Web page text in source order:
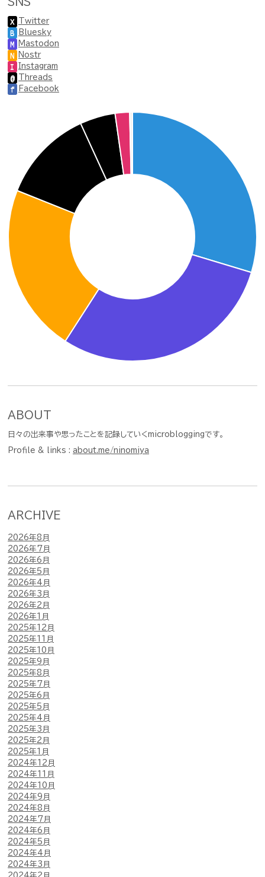
X Twitter
B Bluesky
M Mastodon
N Nostr
I Instagram
@ Threads
f Facebook
ABOUT
日々の出来事や思ったことを記録していくmicrobloggingです。
Profile & links : about.me/ninomiya
ARCHIVE
2026年8月
2026年7月
2026年6月
2026年5月
2026年4月
2026年3月
2026年2月
2026年1月
2025年12月
2025年11月
2025年10月
2025年9月
2025年8月
2025年7月
2025年6月
2025年5月
2025年4月
2025年3月
2025年2月
2025年1月
2024年12月
2024年11月
2024年10月
2024年9月
2024年8月
2024年7月
2024年6月
2024年5月
2024年4月
2024年3月